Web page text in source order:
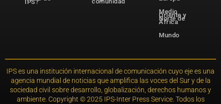
IPS?
Medio
Oriente y
Norte de
África
Mundo
IPS es una institución internacional de comunicación cuyo eje es una
agencia mundial de noticias que amplifica las voces del Sur y de la
sociedad civil sobre desarrollo, globalización, derechos humanos y
ambiente. Copyright © 2025 IPS-Inter Press Service. Todos los